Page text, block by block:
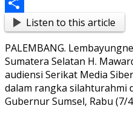
Messenger
ShareListen to this article
PALEMBANG.
Sumatera Selatan H.
audiensi Serikat Media
dalam rangka silahturahmi
Gubernur Sumsel, Rabu (7/